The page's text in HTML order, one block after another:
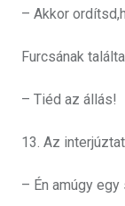
– Akkor
Furcsának
– Tiéd az állás!
13. Az
– Én amúgy